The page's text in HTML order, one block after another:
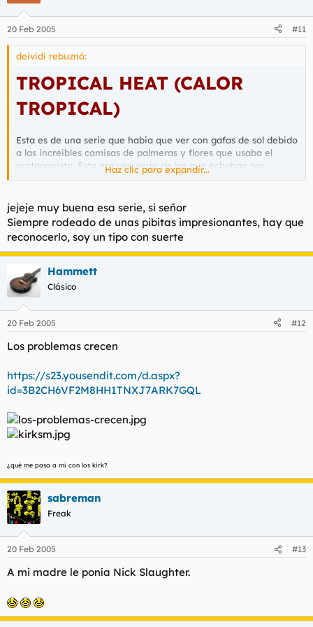
20 Feb 2005 #11
deividi rebuznó:
TROPICAL HEAT (CALOR
TROPICAL)
Esta es de una serie que habia que ver con gafas de sol debido
a las increibles camisas de palmeras y flores que usaba el
protagonista. Esta era una serie de las que echaban por
Antena 3 o Tele 5 por la tarde antes de que existieran los
La historia trata de un detective un tanto atipico que
contrasta con su ordenada secretaria que se vera envuelta en
las investigaciones.
No me gustan las pelirrojas pero por esta tenia una especial
debilidad.
Y esta es la cancion de los titulo de credito al inicio, cuando la
Tropical Heat
Haz clic para expandir...
jejeje muy buena esa serie, si señor
Siempre rodeado de unas pibitas impresionantes, hay que
reconocerlo, soy un tipo con suerte
Hammett
Clásico
20 Feb 2005 #12
Los problemas crecen
https://s23.yousendit.com/d.aspx?
id=3B2CH6VF2M8HH1TNXJ7ARK7GQL
¿qué me pasa a mi con los kirk?
sabreman
Freak
20 Feb 2005 #13
A mi madre le ponía Nick Slaughter.